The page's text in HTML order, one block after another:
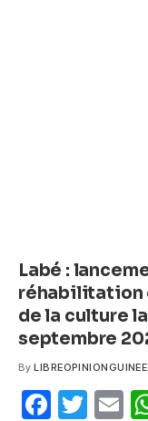
Labé :
réhabilitation
de la culture
septembre
By
F
T
E